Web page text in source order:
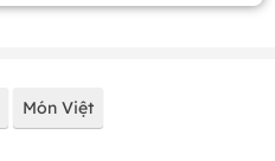
Món Việt